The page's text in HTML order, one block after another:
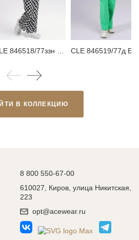
В КОЛЛЕКЦИЮ
8 800 550-67-00
610027, Киров, улица Никитская,
223
opt@acewear.ru